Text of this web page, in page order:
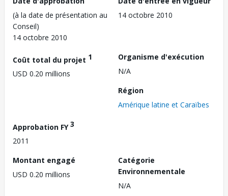
(à la date de présentation au
Conseil)
14 octobre 2010
14 octobre 2010
Coût total du projet 1
USD 0.20 millions
Organisme d'exécution
N/A
Région
Amérique latine et Caraïbes
Approbation FY3
2011
Montant engagé
USD 0.20 millions
Catégorie
Environnementale
N/A